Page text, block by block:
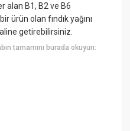
alan B1, B2 ve B6
ürün olan fındık yağını
getirebilirsiniz.
tamamını burada okuyun: